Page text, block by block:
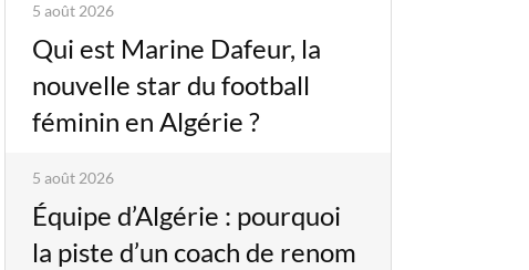
5 août 2026
Qui est Marine Dafeur, la
nouvelle star du football
féminin en Algérie ?
5 août 2026
Équipe d’Algérie : pourquoi
la piste d’un coach de renom